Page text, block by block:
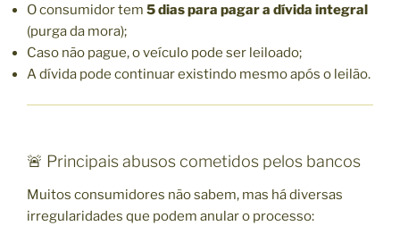
O consumidor tem 5 dias para pagar a dívida integral
(purga da mora);
Caso não pague, o veículo pode ser leiloado;
A dívida pode continuar existindo mesmo após o leilão.
🚨 Principais abusos cometidos pelos bancos
Muitos consumidores não sabem, mas há diversas
irregularidades que podem anular o processo: